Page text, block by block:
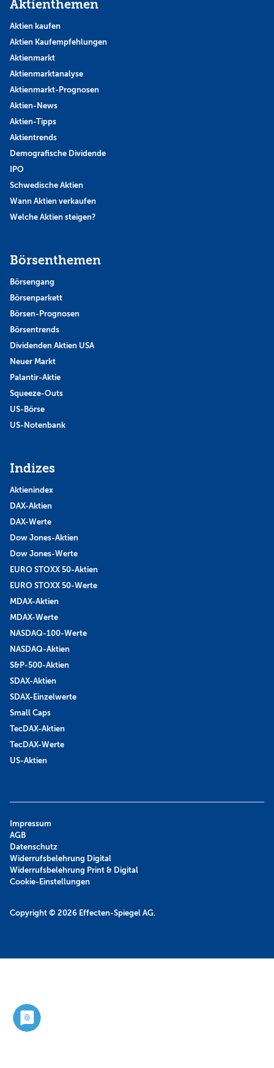
Aktienthemen
Aktien kaufen
Aktien Kaufempfehlungen
Aktienmarkt
Aktienmarktanalyse
Aktienmarkt-Prognosen
Aktien-News
Aktien-Tipps
Aktientrends
Demografische Dividende
IPO
Schwedische Aktien
Wann Aktien verkaufen
Welche Aktien steigen?
Börsenthemen
Börsengang
Börsenparkett
Börsen-Prognosen
Börsentrends
Dividenden Aktien USA
Neuer Markt
Palantir-Aktie
Squeeze-Outs
US-Börse
US-Notenbank
Indizes
Aktienindex
DAX-Aktien
DAX-Werte
Dow Jones-Aktien
Dow Jones-Werte
EURO STOXX 50-Aktien
EURO STOXX 50-Werte
MDAX-Aktien
MDAX-Werte
NASDAQ-100-Werte
NASDAQ-Aktien
S&P-500-Aktien
SDAX-Aktien
SDAX-Einzelwerte
Small Caps
TecDAX-Aktien
TecDAX-Werte
US-Aktien
Copyright © 2026 Effecten-Spiegel AG.
Impressum
AGB
Datenschutz
Widerrufsbelehrung Digital
Widerrufsbelehrung Print & Digital
Cookie-Einstellungen